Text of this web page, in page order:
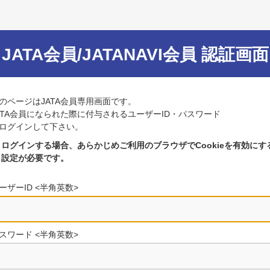
JATA会員/JATANAVI会員 認証画面
ページはJATA会員専用画面です。
会員になられた際に付与されるユーザーID・パスワード
グインして下さい。
ログインする場合、あらかじめご利用のブラウザでCookieを有効にす
設定が必要です。
ザーID <半角英数>
ワード <半角英数>